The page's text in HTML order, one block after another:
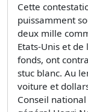
Cette
puissamment
deux mille
Etats-Unis et
fonds, ont
stuc blanc. Au
voiture et
Conseil